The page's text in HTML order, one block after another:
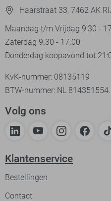
Haarstraat 33, 7462 AK
Maandag t/m Vrijdag 9:30 -
Zaterdag 9.30 - 17.00
Donderdag koopavond tot
KvK-nummer: 08135119
BTW-nummer: NL
Volg ons
Klantenservice
Bestellingen
Contact